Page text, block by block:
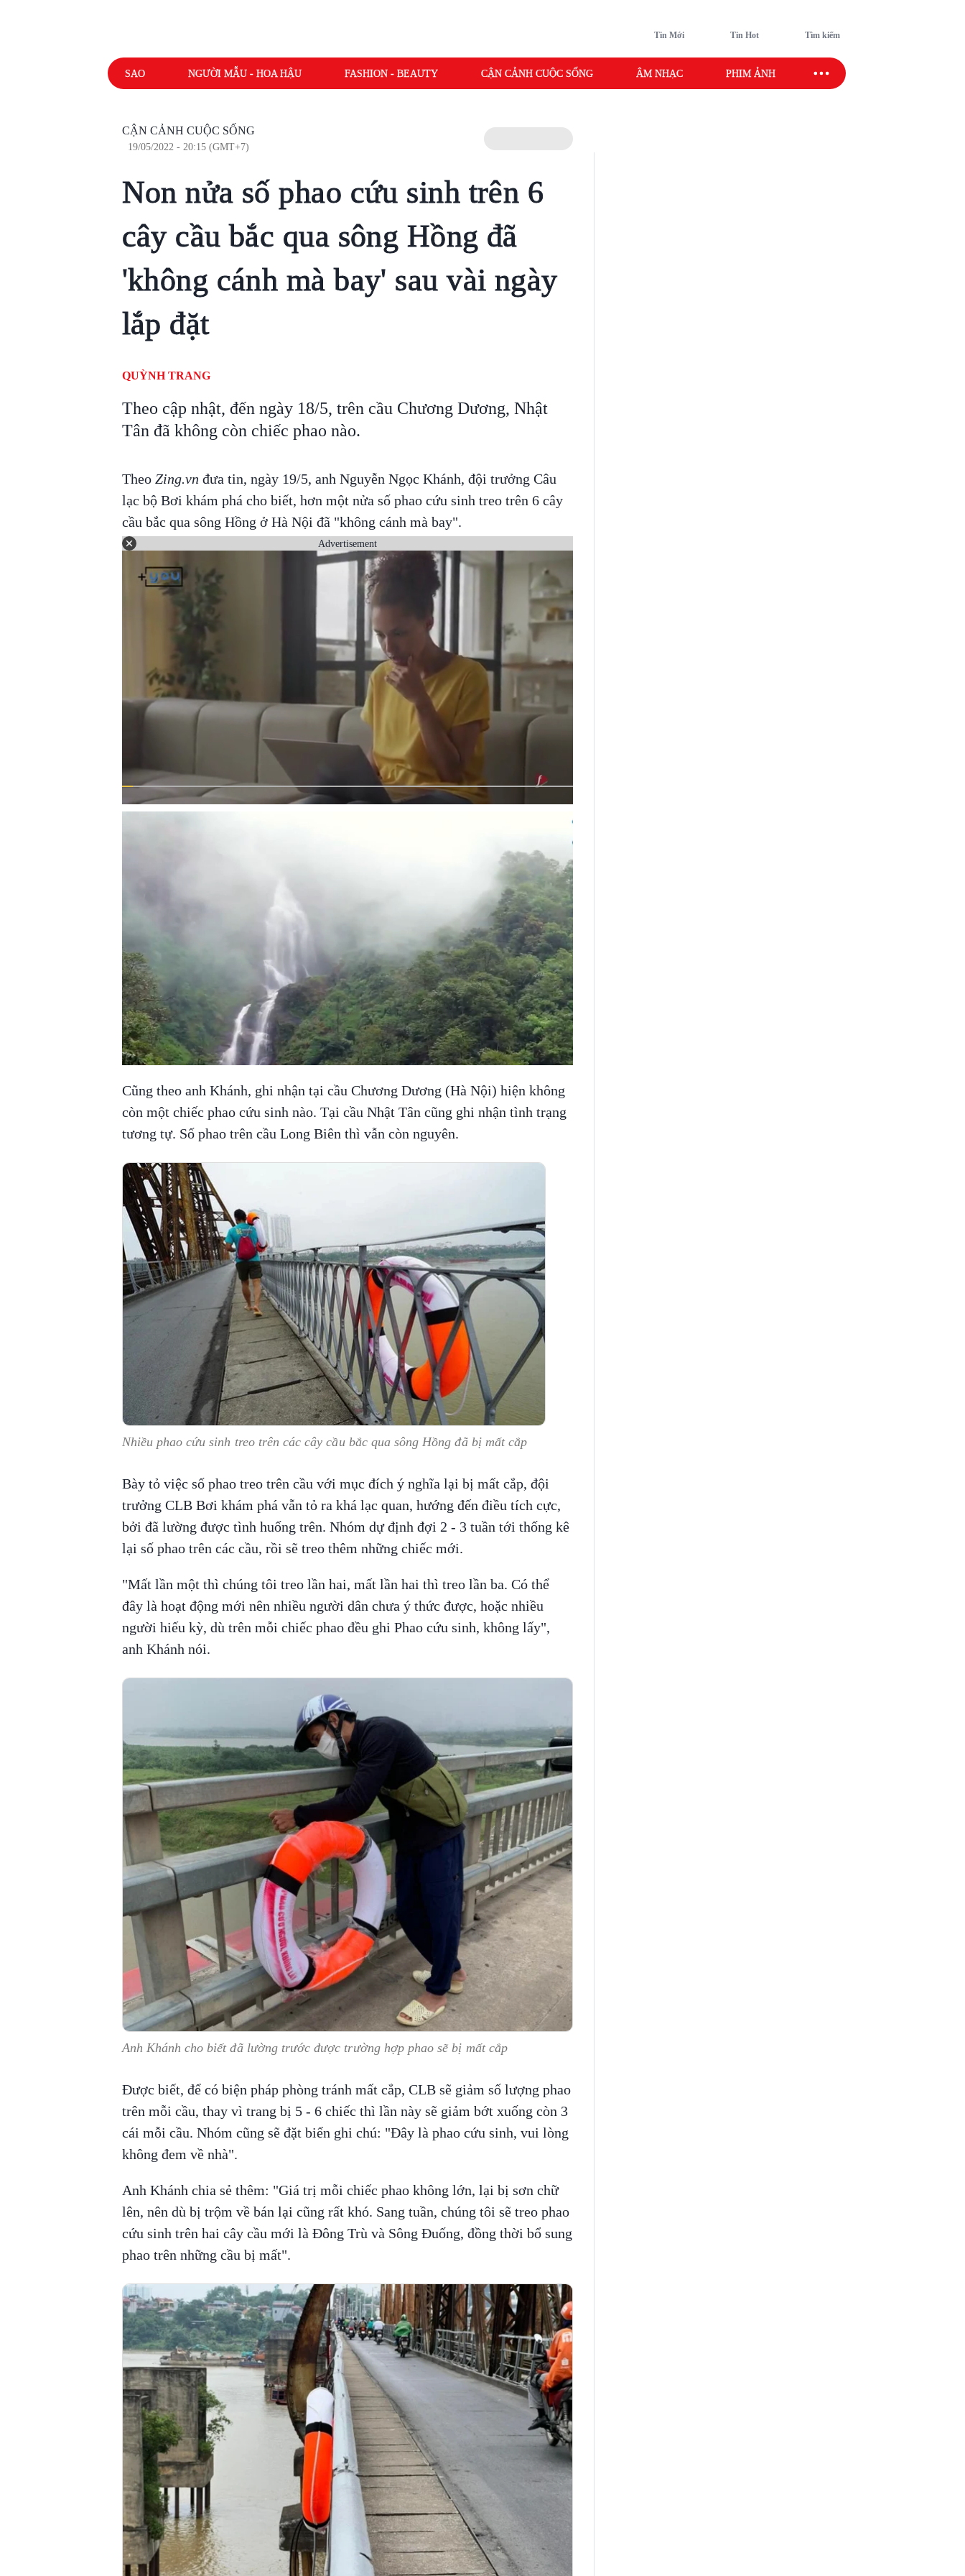
Tin Mới Tin Hot Tìm kiếm
SAO NGƯỜI MẪU - HOA HẬU FASHION - BEAUTY CẬN CẢNH CUỘC SỐNG ÂM NHẠC PHIM ẢNH SAO SPORT
CẬN CẢNH CUỘC SỐNG
19/05/2022 - 20:15 (GMT+7)
Non nửa số phao cứu sinh trên 6
cây cầu bắc qua sông Hồng đã
'không cánh mà bay' sau vài ngày
lắp đặt
QUỲNH TRANG
Theo cập nhật, đến ngày 18/5, trên cầu Chương Dương, Nhật
Tân đã không còn chiếc phao nào.
Theo Zing.vn đưa tin, ngày 19/5, anh Nguyễn Ngọc Khánh, đội trưởng Câu
lạc bộ Bơi khám phá cho biết, hơn một nửa số phao cứu sinh treo trên 6 cây
cầu bắc qua sông Hồng ở Hà Nội đã "không cánh mà bay".
Advertisement
Cũng theo anh Khánh, ghi nhận tại cầu Chương Dương (Hà Nội) hiện không
còn một chiếc phao cứu sinh nào. Tại cầu Nhật Tân cũng ghi nhận tình trạng
tương tự. Số phao trên cầu Long Biên thì vẫn còn nguyên.
Nhiều phao cứu sinh treo trên các cây cầu bắc qua sông Hồng đã bị mất cắp
Bày tỏ việc số phao treo trên cầu với mục đích ý nghĩa lại bị mất cắp, đội
trưởng CLB Bơi khám phá vẫn tỏ ra khá lạc quan, hướng đến điều tích cực,
bởi đã lường được tình huống trên. Nhóm dự định đợi 2 - 3 tuần tới thống kê
lại số phao trên các cầu, rồi sẽ treo thêm những chiếc mới.
"Mất lần một thì chúng tôi treo lần hai, mất lần hai thì treo lần ba. Có thể
đây là hoạt động mới nên nhiều người dân chưa ý thức được, hoặc nhiều
người hiếu kỳ, dù trên mỗi chiếc phao đều ghi Phao cứu sinh, không lấy",
anh Khánh nói.
Anh Khánh cho biết đã lường trước được trường hợp phao sẽ bị mất cắp
Được biết, để có biện pháp phòng tránh mất cắp, CLB sẽ giảm số lượng phao
trên mỗi cầu, thay vì trang bị 5 - 6 chiếc thì lần này sẽ giảm bớt xuống còn 3
cái mỗi cầu. Nhóm cũng sẽ đặt biển ghi chú: "Đây là phao cứu sinh, vui lòng
không đem về nhà".
Anh Khánh chia sẻ thêm: "Giá trị mỗi chiếc phao không lớn, lại bị sơn chữ
lên, nên dù bị trộm về bán lại cũng rất khó. Sang tuần, chúng tôi sẽ treo phao
cứu sinh trên hai cây cầu mới là Đông Trù và Sông Đuống, đồng thời bổ sung
phao trên những cầu bị mất".